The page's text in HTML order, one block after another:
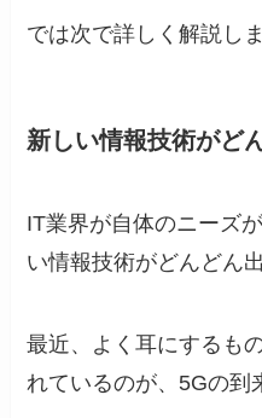
では次で詳しく解説しま
新しい情報技術がど
IT業界が自体のニーズ
い情報技術がどんどん
最近、よく耳にするも
れているのが、5Gの到